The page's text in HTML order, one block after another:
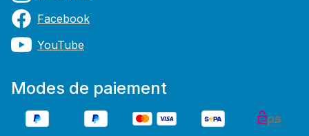
Facebook
YouTube
Modes de paiement